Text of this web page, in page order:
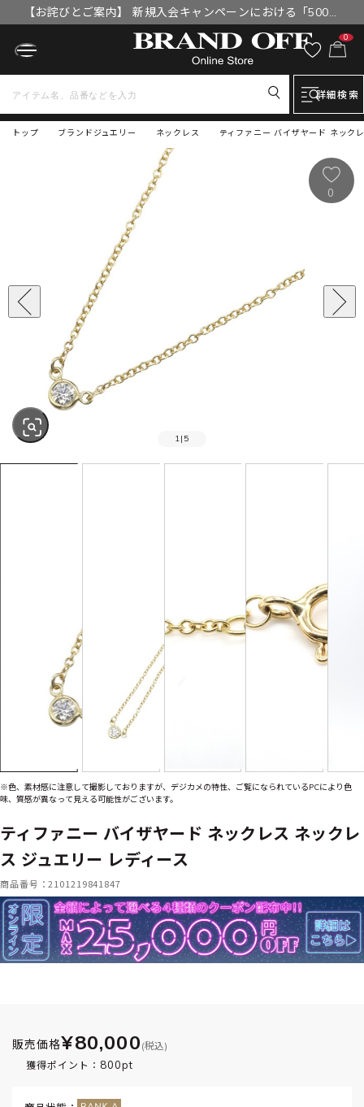
【お詫びとご案内】 新規入会キャンペーンにおける「500円
OFFクーポン」付与漏れと補填について
0
詳細検索
トップ ティファニー バイザヤード ネック
ブランドジュエリー ネックレス
1 | 5
0
※色、素材感に注意して撮影しておりますが、デジカメの特性、ご覧になられているPCにより色
味、質感が異なって見える可能性がございます。
ティファニー バイザヤード ネックレス ネックレ
ス ジュエリー レディース
商品番号：2101219841847
販売価格¥80,000 (税込)
獲得ポイント： 800pt